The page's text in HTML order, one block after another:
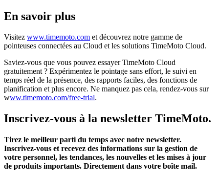
En savoir plus
Visitez www.timemoto.com et découvrez notre gamme de
pointeuses connectées au Cloud et les solutions TimeMoto Cloud.
Saviez-vous que vous pouvez essayer TimeMoto Cloud
gratuitement ? Expérimentez le pointage sans effort, le suivi en
temps réel de la présence, des rapports faciles, des fonctions de
planification et plus encore. Ne manquez pas cela, rendez-vous sur
www.timemoto.com/free-trial.
Inscrivez-vous à la newsletter TimeMoto.
Tirez le meilleur parti du temps avec notre newsletter.
Inscrivez-vous et recevez des informations sur la gestion de
votre personnel, les tendances, les nouvelles et les mises à jour
de produits importants. Directement dans votre boîte mail.